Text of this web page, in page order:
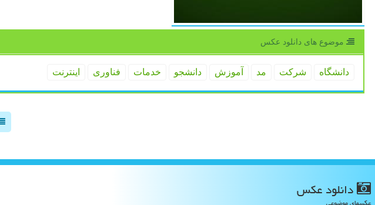
موضوع های دانلود عكس
دانشگاه شركت مد آموزش دانشجو خدمات فناوری اینترنت
دانلود عكس